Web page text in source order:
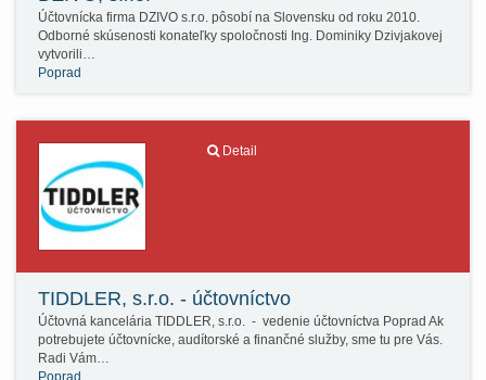
Účtovnícka firma DZIVO s.r.o. pôsobí na Slovensku od roku 2010.
Odborné skúsenosti konateľky spoločnosti Ing. Dominiky Dzivjakovej
vytvorili…
Poprad
Detail
TIDDLER, s.r.o. - účtovníctvo
Účtovná kancelária TIDDLER, s.r.o. - vedenie účtovníctva Poprad Ak
potrebujete účtovnícke, audítorské a finančné služby, sme tu pre Vás.
Radi Vám…
Poprad